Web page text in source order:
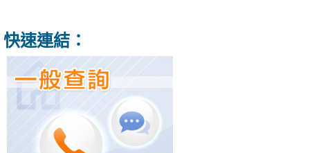
快速連結：